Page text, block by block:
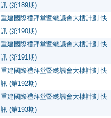
訊 (第189期)
重建國際禮拜堂暨總議會大樓計劃 快
訊 (第190期)
重建國際禮拜堂暨總議會大樓計劃 快
訊 (第191期)
重建國際禮拜堂暨總議會大樓計劃 快
訊 (第192期)
重建國際禮拜堂暨總議會大樓計劃 快
訊 (第193期)